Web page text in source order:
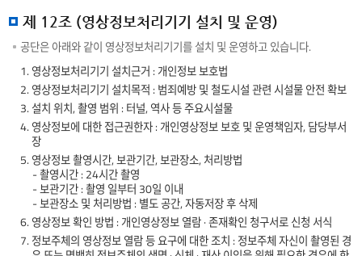
제 12조 (영상정보처리기기 설치 및 운영)
공단은 아래와 같이 영상정보처리기기를 설치 및 운영하고 있습니다.
1. 영상정보처리기기 설치근거 : 개인정보 보호법
2. 영상정보처리기기 설치목적 : 범죄예방 및 철도시설 관련 시설물 안전 확보
3. 설치 위치, 촬영 범위 : 터널, 역사 등 주요시설물
4. 영상정보에 대한 접근권한자 : 개인영상정보 보호 및 운영책임자, 담당부서
장
5. 영상정보 촬영시간, 보관기간, 보관장소, 처리방법
- 촬영시간 : 24시간 촬영
- 보관기간 : 촬영 일부터 30일 이내
- 보관장소 및 처리방법 : 별도 공간, 자동저장 후 삭제
6. 영상정보 확인 방법 : 개인영상정보 열람 · 존재확인 청구서로 신청 서식
7. 정보주체의 영상정보 열람 등 요구에 대한 조치 : 정보주체 자신이 촬영된 경